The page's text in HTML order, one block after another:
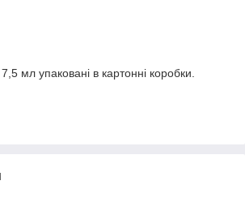
мл упаковані в картонні коробки.